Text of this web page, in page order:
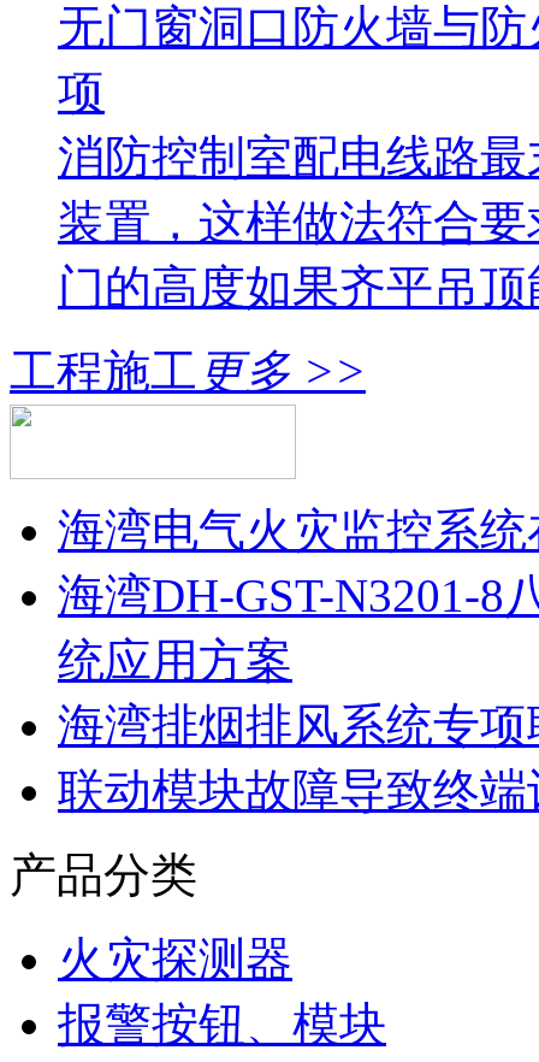
无门窗洞口防火墙与
项
消防控制室配电线路
装置，这样做法符合
门的高度如果齐平吊
工程施工 更多 >>
海湾电气火灾监控系
海湾DH-GST-N3201-8
统应用方案
海湾排烟排风系统专
联动模块故障导致终
产品分类
火灾探测器
报警按钮、模块